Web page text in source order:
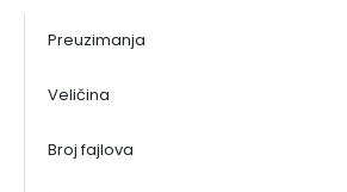
Preuzimanja
Veličina
Broj fajlova